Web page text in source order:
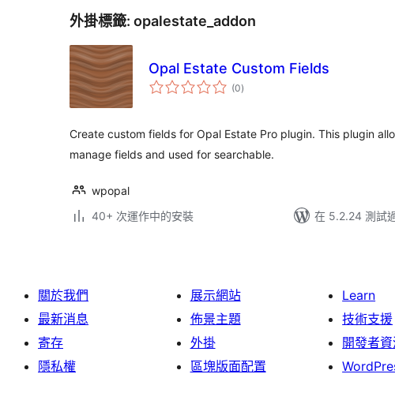
外掛標籤: opalestate_addon
Opal Estate Custom Fields
(0總
評)
Create custom fields for Opal Estate Pro plugin. This plugin
manage fields and used for searchable.
wpopal
40+ 次運作中的安裝
在 5.2.24 測試
關於我們
最新消息
寄存
隱私權
展示網站
佈景主題
外掛
區塊版面配置
Learn
技術支援
開發者